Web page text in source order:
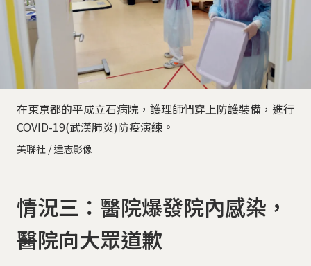
在東京都的平成立石病院，護理師們穿上防護裝備，進行
COVID-19(武漢肺炎)防疫演練。
美聯社 / 達志影像
情況三：醫院爆發院內感染，
醫院向大眾道歉